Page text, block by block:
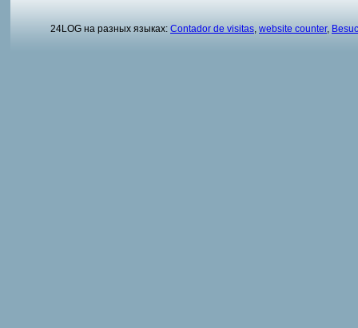
24LOG на разных языках: Contador de visitas website counter,